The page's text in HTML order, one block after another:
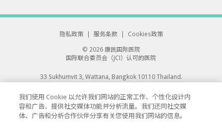
隐私政策 | 服务条款 |
Cookies政策
© 2026 康民国际医院
国际联合委员会（JCI）认可的医院
33 Sukhumvit 3, Wattana, Bangkok 10110 Thailand.
All rights reserved.
我们使用 Cookie 以允许我们网站的正常工作、个性化设计内
容和广告、提供社交媒体功能并分析流量。我们还同社交媒
体、广告和分析合作伙伴分享有关您使用我们网站的信息。